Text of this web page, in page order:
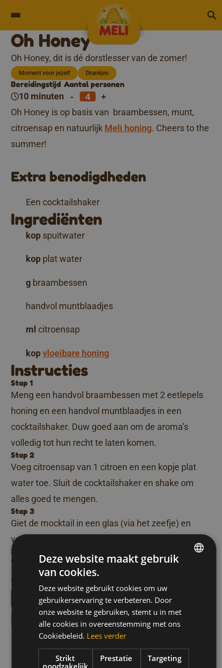
Oh Honey
Oh Honey, dit is dé dorstlesser van de zomer!
Moment voor jezelf Drankjes
Bereidingstijd
10 minuten
Aantal personen
- +
Oh Honey is op basis van braambessen, munt,
citroensap en natuurlijk Meli honing. Cheers to the
summer!
Extra benodigdheden
Een cocktailshaker
Ingrediënten
kop spuitwater
kop plat water
g braambessen
handvol muntblaadjes
ml citroensap
kop vloeibare honing
Instructies
Stap 1
Meng een handvol braambessen met 2 eetlepels
honing en een handvol muntblaadjes in een
cocktailshaker. Duw goed aan om de aroma’s
volledig tot hun recht te laten komen.
Stap 2
Voeg citroensap van 1 citroen en een kopje plat
water toe. Sluit de cocktailshaker en shake om
alles goed te mengen.
Stap 3
Giet de mocktail in een glas (via het zeefje) en
voeg naar wens ijs toe.
Stap 4
Voeg 1 kopje spuitwater toe en werk af met nog
enkele braambessen.
Téléchargez nos livrets de recettes
Meer recepten zoals dit
met honing
Deze website maakt gebruik
van cookies.
Deze website gebruikt cookies om uw
gebruikerservaring te verbeteren. Door
onze website te gebruiken, stemt u in met
alle cookies in overeenstemming met ons
Cookiebeleid. Lees verder
Strikt
noodzakelijk
Prestatie Targeting